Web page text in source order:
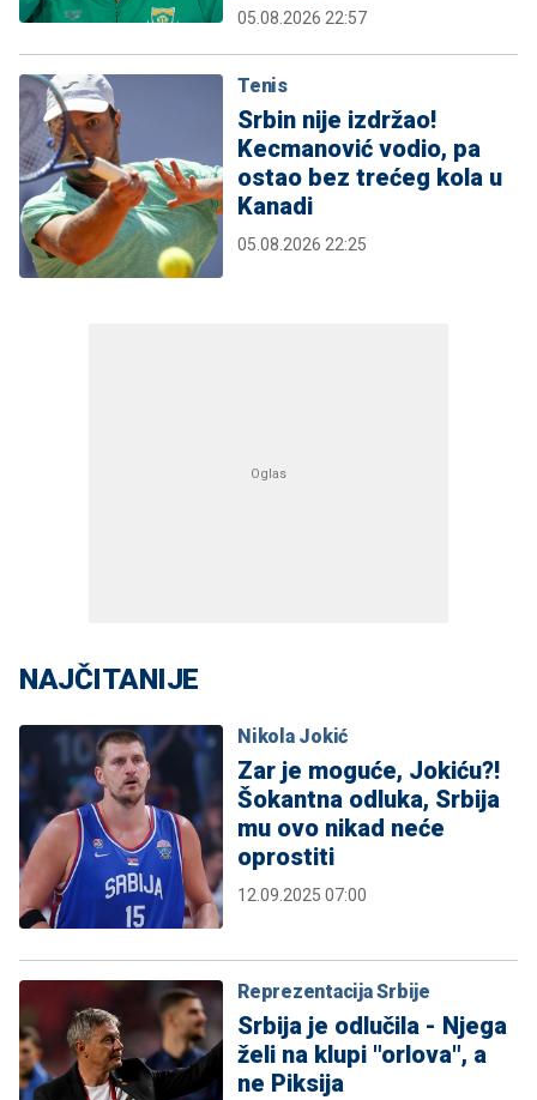
05.08.2026 22:57
Tenis
Srbin nije izdržao!
Kecmanović vodio, pa
ostao bez trećeg kola u
Kanadi
05.08.2026 22:25
NAJČITANIJE
Nikola Jokić
Zar je moguće, Jokiću?!
Šokantna odluka, Srbija
mu ovo nikad neće
oprostiti
12.09.2025 07:00
Reprezentacija Srbije
Srbija je odlučila - Njega
želi na klupi "orlova", a
ne Piksija